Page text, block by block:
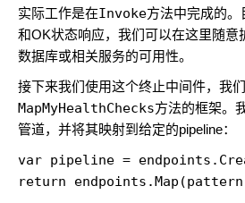
实际工作是在Invoke方法中完成的。
和OK状态响应，我们可以在这里随意
数据库或相关服务的可用性。
接下来我们使用这个终止中间件，我
MapMyHealthChecks方法的框架。
管道，并将其映射到给定的pipeline：
var pipeline =